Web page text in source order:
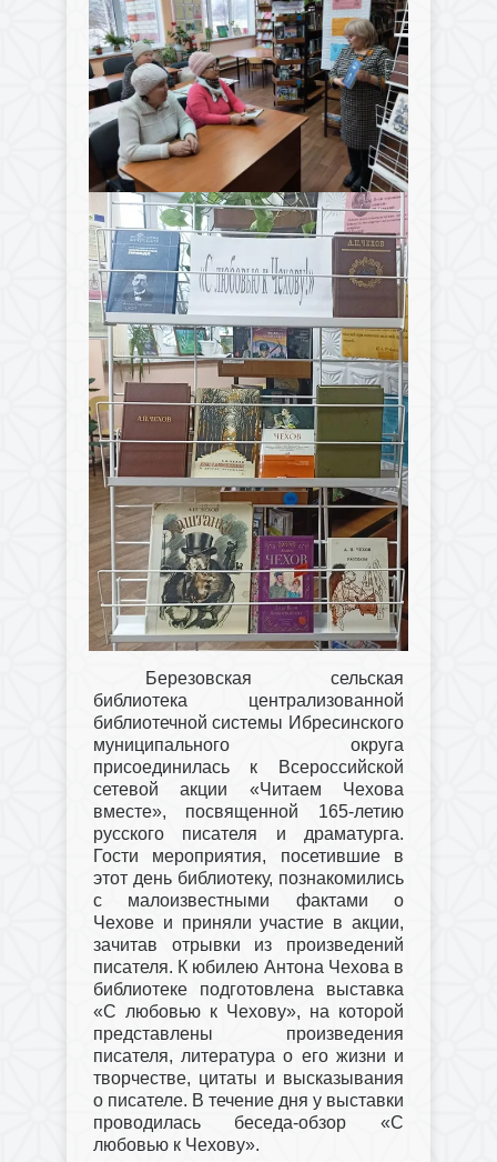
Березовская сельская
библиотека централизованной
библиотечной системы Ибресинского
муниципального округа
присоединилась к Всероссийской
сетевой акции «Читаем Чехова
вместе», посвященной 165-летию
русского писателя и драматурга.
Гости мероприятия, посетившие в
этот день библиотеку, познакомились
с малоизвестными фактами о
Чехове и приняли участие в акции,
зачитав отрывки из произведений
писателя. К юбилею Антона Чехова в
библиотеке подготовлена выставка
«С любовью к Чехову», на которой
представлены произведения
писателя, литература о его жизни и
творчестве, цитаты и высказывания
о писателе. В течение дня у выставки
проводилась беседа-обзор «С
любовью к Чехову».